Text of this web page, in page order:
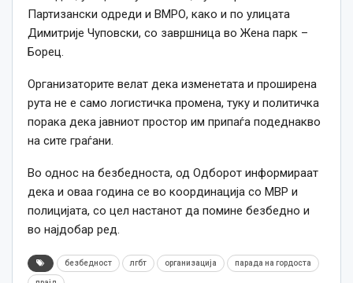
Партизански одреди и ВМРО, како и по улицата
Димитрије Чуповски, со завршница во Жена парк –
Борец.
Организаторите велат дека изменетата и проширена
рута не е само логистичка промена, туку и политичка
порака дека јавниот простор им припаѓа подеднакво
на сите граѓани.
Во однос на безбедноста, од Одборот информираат
дека и оваа година се во координација со МВР и
полицијата, со цел настанот да помине безбедно и
во најдобар ред.
безбедност лгбт организација парада на гордоста